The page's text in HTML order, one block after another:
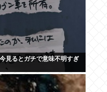
見るとガチで意味不明すぎ